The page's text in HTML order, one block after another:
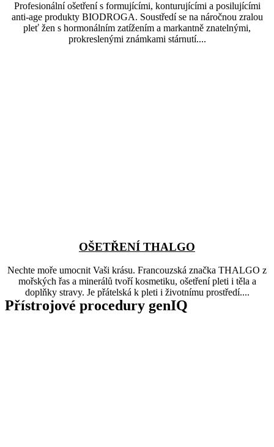
Profesionální ošetření s formujícími, konturujícími a posilujícími
anti-age produkty BIODROGA. Soustředí se na náročnou zralou
pleť žen s hormonálním zatížením a markantně znatelnými,
prokreslenými známkami stárnutí....
OŠETŘENÍ THALGO
Nechte moře umocnit Vaši krásu. Francouzská značka THALGO z
mořských řas a minerálů tvoří kosmetiku, ošetření pleti i těla a
doplňky stravy. Je přátelská k pleti i životnímu prostředí....
Přístrojové procedury genIQ